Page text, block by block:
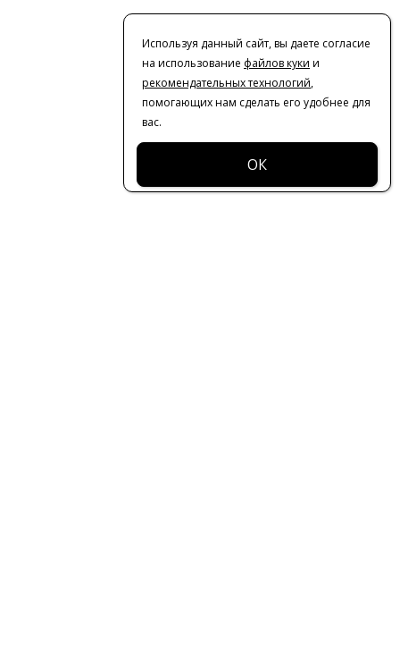
Используя данный сайт, вы даете согласие
на использование файлов куки и
рекомендательных технологий,
помогающих нам сделать его удобнее для
вас.